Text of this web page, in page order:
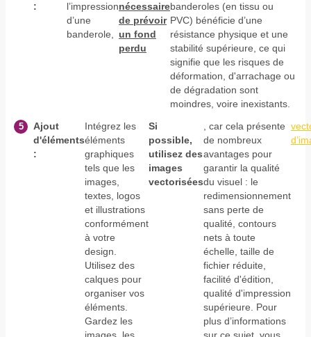
:
l’impression
d’une
banderole,
nécessaire
de prévoir
un fond
perdu
banderoles (en tissu ou
PVC) bénéficie d’une
résistance physique et une
stabilité supérieure, ce qui
signifie que les risques de
déformation, d'arrachage ou
de dégradation sont
moindres, voire inexistants.
Ajout
d'éléments
:
Intégrez les
éléments
graphiques
tels que les
images,
textes, logos
et illustrations
conformément
à votre
design.
Utilisez des
calques pour
organiser vos
éléments.
Gardez les
Si
possible,
utilisez des
images
vectorisées
, car cela présente
de nombreux
avantages pour
garantir la qualité
du visuel : le
redimensionnement
sans perte de
qualité, contours
nets à toute
échelle, taille de
fichier réduite,
facilité d'édition,
qualité d'impression
supérieure. Pour
plus d’informations